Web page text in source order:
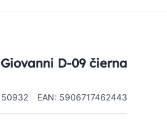
D-09 čierna
EAN: 5906717462443